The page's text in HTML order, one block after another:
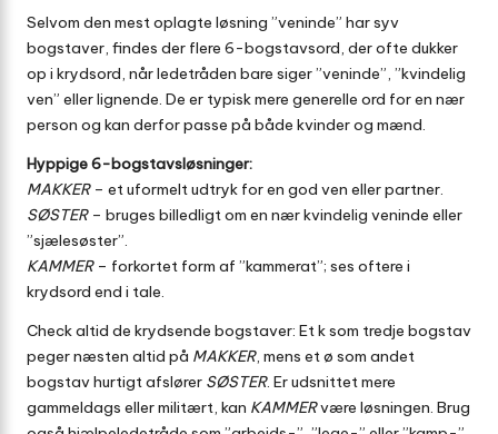
Selvom den mest oplagte løsning ”veninde” har syv
bogstaver, findes der flere 6-bogstavsord, der ofte dukker
op i krydsord, når ledetråden bare siger ”veninde”, ”kvindelig
ven” eller lignende. De er typisk mere generelle ord for en nær
person og kan derfor passe på både kvinder og mænd.
Hyppige 6-bogstavsløsninger:
MAKKER– et uformelt udtryk for en god ven eller partner.
SØSTER– bruges billedligt om en nær kvindelig veninde eller
”sjælesøster”.
KAMMER– forkortet form af ”kammerat”; ses oftere i
krydsord end i tale.
Check altid de krydsende bogstaver: Et k som tredje bogstav
peger næsten altid på MAKKER, mens et ø som andet
bogstav hurtigt afslører SØSTER. Er udsnittet mere
gammeldags eller militært, kan KAMMERvære løsningen. Brug